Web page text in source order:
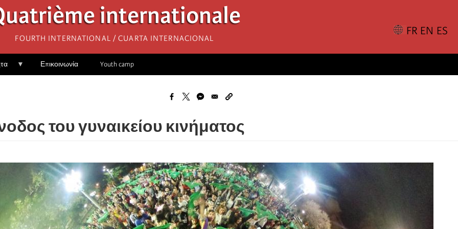
internationale
Fourth International / Cuarta Internacional
Επικοινωνία Youth camp
του γυναικείου κινήματος